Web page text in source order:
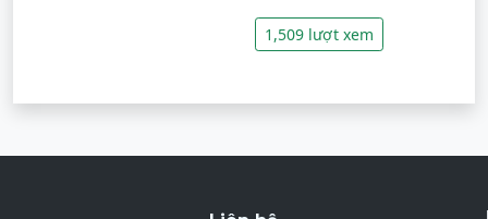
1,509 lượt xem